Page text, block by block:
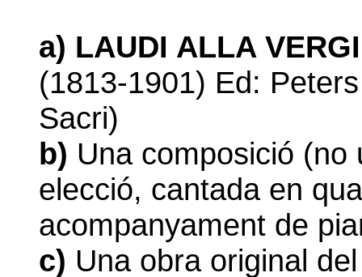
a) LAUDI ALLA
(1813-1901) Ed:
Sacri)
b) Una composició
elecció, cantada en
acompanyament de
c) Una obra original